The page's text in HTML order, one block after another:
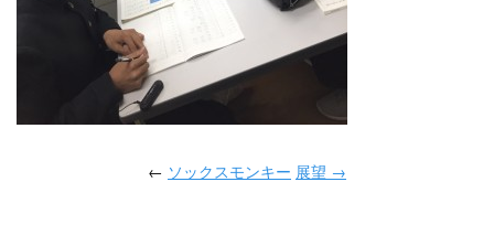
← ソックスモンキー 展望 →